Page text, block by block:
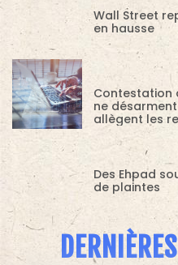
Ariel Henry,
part d'ombre
Coupe de
demies en